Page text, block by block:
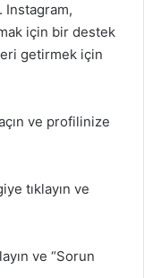
için bir destek
getirmek için
ve profilinize
tıklayın ve
ve “Sorun